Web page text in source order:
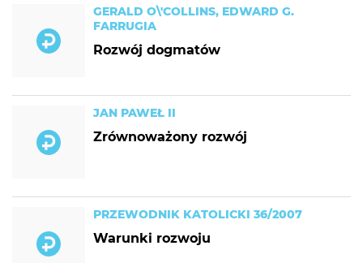
GERALD O\'COLLINS, EDWARD G.
FARRUGIA
Rozwój dogmatów
JAN PAWEŁ II
Zrównoważony rozwój
PRZEWODNIK KATOLICKI 36/2007
Warunki rozwoju